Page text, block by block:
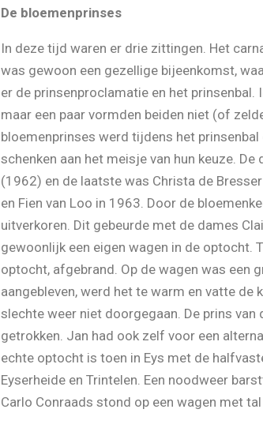
De bloemenprinses
In deze tijd waren er drie zittingen. Het
was gewoon een gezellige bijeenkomst,
er de prinsenproclamatie en het
maar een paar vormden beiden niet (of
bloemenprinses werd tijdens het
schenken aan het meisje van hun keuze.
(1962) en de laatste was Christa de
en Fien van Loo in 1963. Door de
uitverkoren. Dit gebeurde met de dames
gewoonlijk een eigen wagen in de optocht.
optocht, afgebrand. Op de wagen was een
aangebleven, werd het te warm en vatte
slechte weer niet doorgegaan. De prins
getrokken. Jan had ook zelf voor een
echte optocht is toen in Eys met de
Eyserheide en Trintelen. Een noodweer
Carlo Conraads stond op een wagen met